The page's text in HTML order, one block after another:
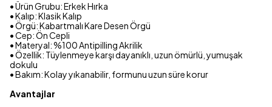
• Ürün Grubu: Erkek Hırka
• Kalıp: Klasik Kalıp
• Örgü: Kabartmalı Kare Desen Örgü
• Cep: Ön Cepli
• Materyal: %100 Antipilling Akrilik
• Özellik: Tüylenmeye karşı dayanıklı, uzun ömürlü, yumuşak
dokulu
• Bakım: Kolay yıkanabilir, formunu uzun süre korur
Avantajlar